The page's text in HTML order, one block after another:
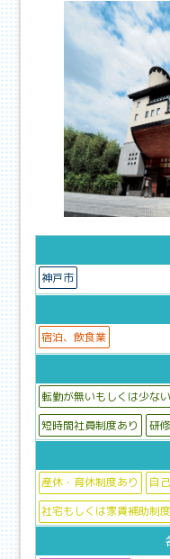
神戸市
宿泊、飲食業
転勤が無いもしくは少ない
短時間社員制度あり
研
産休・育休制度あり
自
社宅もしくは家賃補助制